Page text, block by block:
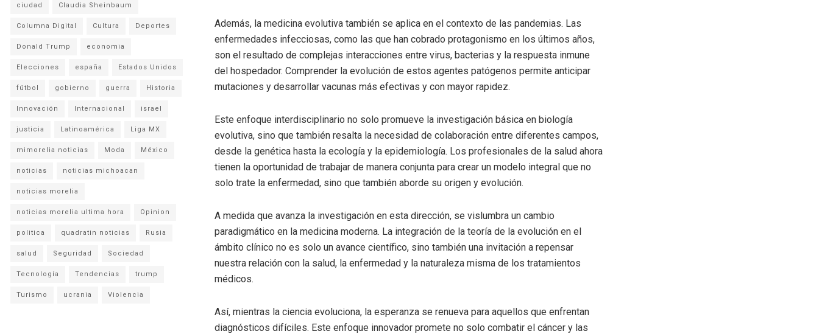
Además, la medicina evolutiva también se aplica en el contexto de las pandemias. Las
enfermedades infecciosas, como las que han cobrado protagonismo en los últimos años,
son el resultado de complejas interacciones entre virus, bacterias y la respuesta inmune
del hospedador. Comprender la evolución de estos agentes patógenos permite anticipar
mutaciones y desarrollar vacunas más efectivas y con mayor rapidez.
Este enfoque interdisciplinario no solo promueve la investigación básica en biología
evolutiva, sino que también resalta la necesidad de colaboración entre diferentes campos,
desde la genética hasta la ecología y la epidemiología. Los profesionales de la salud ahora
tienen la oportunidad de trabajar de manera conjunta para crear un modelo integral que no
solo trate la enfermedad, sino que también aborde su origen y evolución.
A medida que avanza la investigación en esta dirección, se vislumbra un cambio
paradigmático en la medicina moderna. La integración de la teoría de la evolución en el
ámbito clínico no es solo un avance científico, sino también una invitación a repensar
nuestra relación con la salud, la enfermedad y la naturaleza misma de los tratamientos
médicos.
Así, mientras la ciencia evoluciona, la esperanza se renueva para aquellos que enfrentan
diagnósticos difíciles. Este enfoque innovador promete no solo combatir el cáncer y las
ciudad Claudia Sheinbaum
Columna Digital Cultura Deportes
Donald Trump economia
Elecciones españa Estados Unidos
fútbol gobierno guerra Historia
Innovación Internacional israel
justicia Latinoamérica Liga MX
mimorelia noticias Moda México
noticias noticias michoacan
noticias morelia
noticias morelia ultima hora Opinion
politica quadratin noticias Rusia
salud Seguridad Sociedad
Tecnología Tendencias trump
Turismo ucrania Violencia